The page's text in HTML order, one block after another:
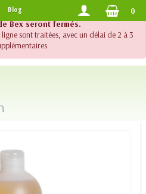
2026, le support téléphonique
Bex seront fermés.
sont traitées, avec un délai de 2 à 3
PORTS OFFERTS DES 120.-
Blog 0